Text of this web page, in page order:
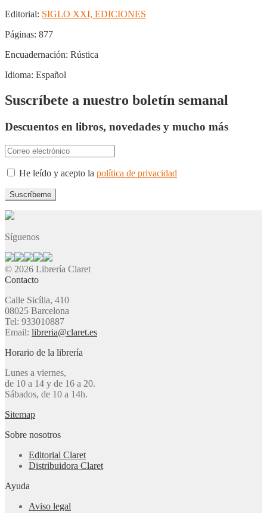
Editorial: SIGLO XXI, EDICIONES
Páginas: 877
Encuadernación: Rústica
Idioma: Español
Suscríbete a nuestro boletín semanal
Descuentos en libros, novedades y mucho más
He leído y acepto la política de privacidad
Síguenos
© 2026 Librería Claret
Contacto
Calle Sicília, 410
08025 Barcelona
Tel: 933010887
Email: libreria@claret.es
Horario de la librería
Lunes a viernes,
de 10 a 14 y de 16 a 20.
Sábados, de 10 a 14h.
Sitemap
Sobre nosotros
Editorial Claret
Distribuidora Claret
Ayuda
Aviso legal